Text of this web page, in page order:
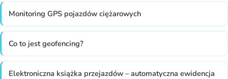
Monitoring GPS pojazdów ciężarowych
Co to jest geofencing?
Elektroniczna książka przejazdów – automatyczna ewidencja